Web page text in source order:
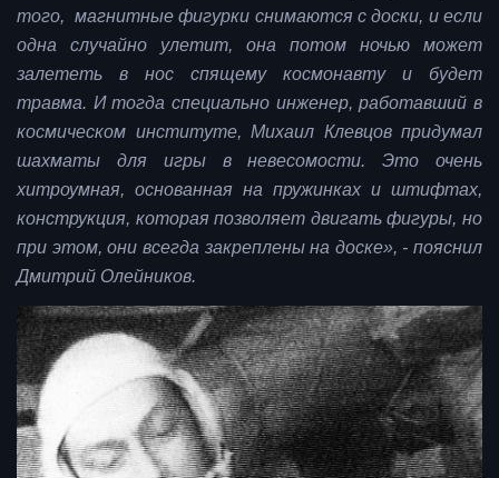
того, магнитные фигурки снимаются с доски, и если
одна случайно улетит, она потом ночью может
залететь в нос спящему космонавту и будет
травма. И тогда специально инженер, работавший в
космическом институте, Михаил Клевцов придумал
шахматы для игры в невесомости. Это очень
хитроумная, основанная на пружинках и штифтах,
конструкция, которая позволяет двигать фигуры, но
при этом, они всегда закреплены на доске», - пояснил
Дмитрий Олейников.